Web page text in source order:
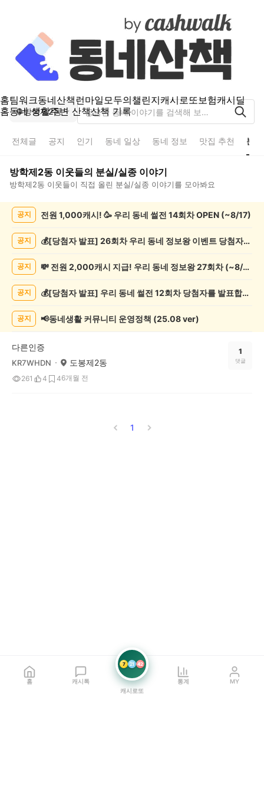
홈팀워크동네산책 런마일모두의챌린지캐시로또보험캐시딜
홈동네 생활주변 산책산책 기록
방학제2동
전체글 공지 인기 동네 일상 동네 정보 맛집 추천 분
방학제2동 이웃들의 분실/실종 이야기
방학제2동 이웃들이 직접 올린 분실/실종 이야기를 모아봐요
실/
글
공지 전원 1,000캐시! 🥳 우리 동네 썰전 14회차 OPEN (~8/17)
공지 💰[당첨자 발표] 26회차 우리 동네 정보왕 이벤트 당첨자를 발표합니다!
공지 💸 전원 2,000캐시 지급! 우리 동네 정보왕 27회차 (~8/10)
공지 💰[당첨자 발표] 우리 동네 썰전 12회차 당첨자를 발표합니다!
공지 📢동네생활 커뮤니티 운영정책 (25.08 ver)
다른인증
KR7WHDN 도봉제2동
261 4 46개월 전
1
댓글
1
홈 캐시톡
7 21 42
캐시로또
통계 MY